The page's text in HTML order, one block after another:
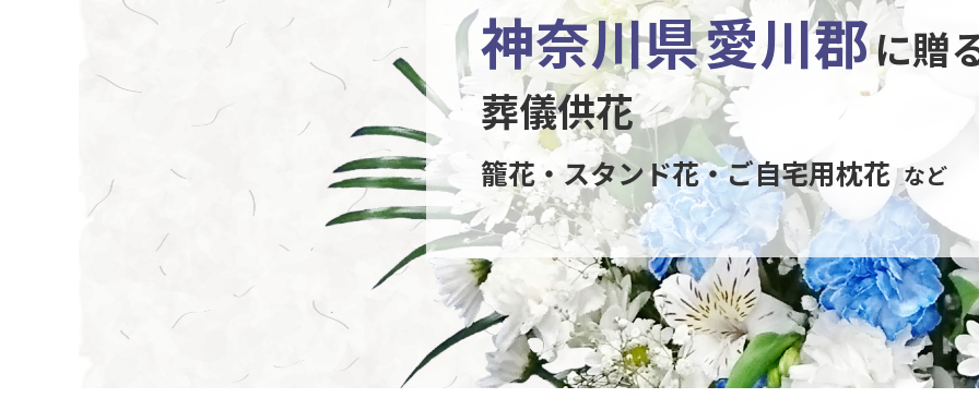
神奈川県愛川郡に贈
葬儀供花
籠花・スタンド花・ご自宅用枕花 など